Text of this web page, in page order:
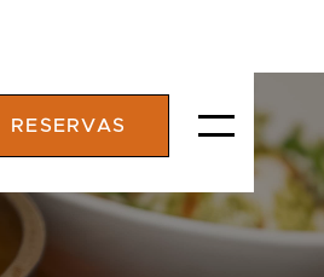
RESERVAS